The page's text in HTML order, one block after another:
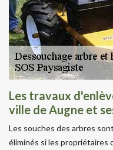
Les travaux
ville de Augne et
Les souches des arbres
éliminés si les propriétaires